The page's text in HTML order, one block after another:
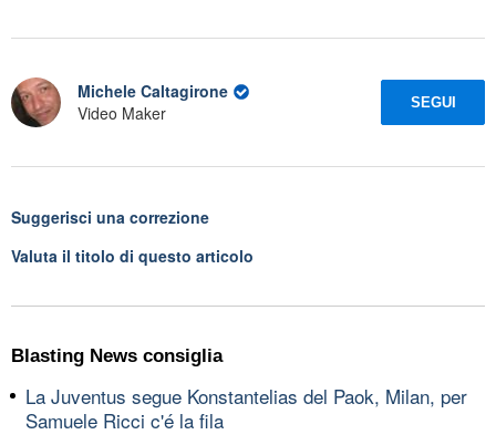
Michele Caltagirone
Video Maker
SEGUI
Suggerisci una correzione
Valuta il titolo di questo articolo
Blasting News consiglia
La Juventus segue Konstantelias del Paok, Milan, per
Samuele Ricci c'é la fila